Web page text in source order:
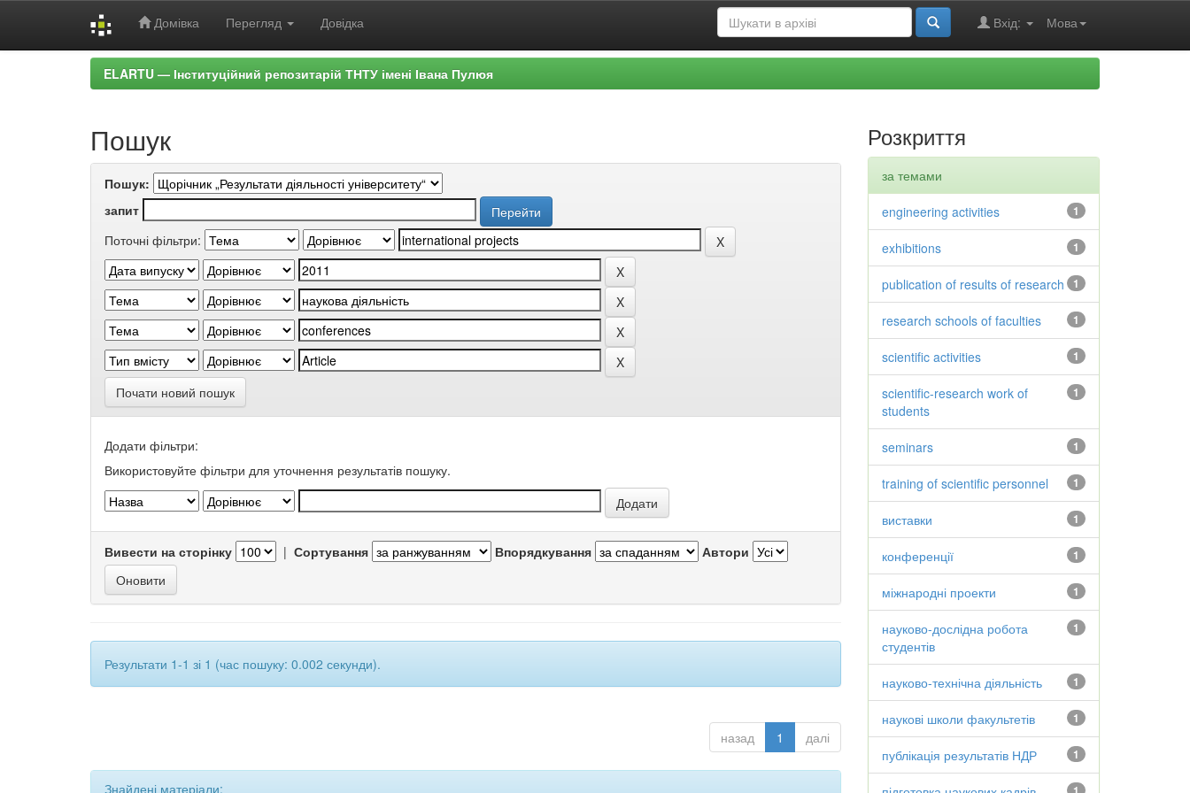
Домівка Перегляд Довідка Мова
Вхід:
ELARTU — Інституційний репозитарій ТНТУ імені Івана Пулюя
Пошук
Пошук:
запит
Поточні фільтри:
Почати новий пошук
Додати фільтри:
Використовуйте фільтри для уточнення результатів пошуку.
Вивести на сторінку | Сортування Впорядкування Автори
Результати 1-1 зі 1 (час пошуку: 0.002 секунди).
назад 1 далі
Знайдені матеріали:
Розкриття
за темами
1
engineering activities
1
exhibitions
1
publication of results of research
1
research schools of faculties
1
scientific activities
1
scientific-research work of
students
1
seminars
1
training of scientific personnel
1
виставки
1
конференції
1
міжнародні проекти
1
науково-дослідна робота
студентів
1
науково-технічна діяльність
1
наукові школи факультетів
1
публікація результатів НДР